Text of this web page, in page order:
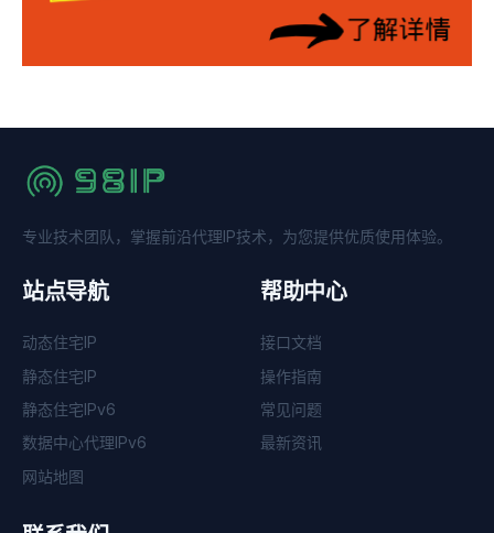
专业技术团队，掌握前沿代理IP技术，为您提供优质使用体验。
站点导航
动态住宅IP
静态住宅IP
静态住宅IPv6
数据中心代理IPv6
网站地图
帮助中心
接口文档
操作指南
常见问题
最新资讯